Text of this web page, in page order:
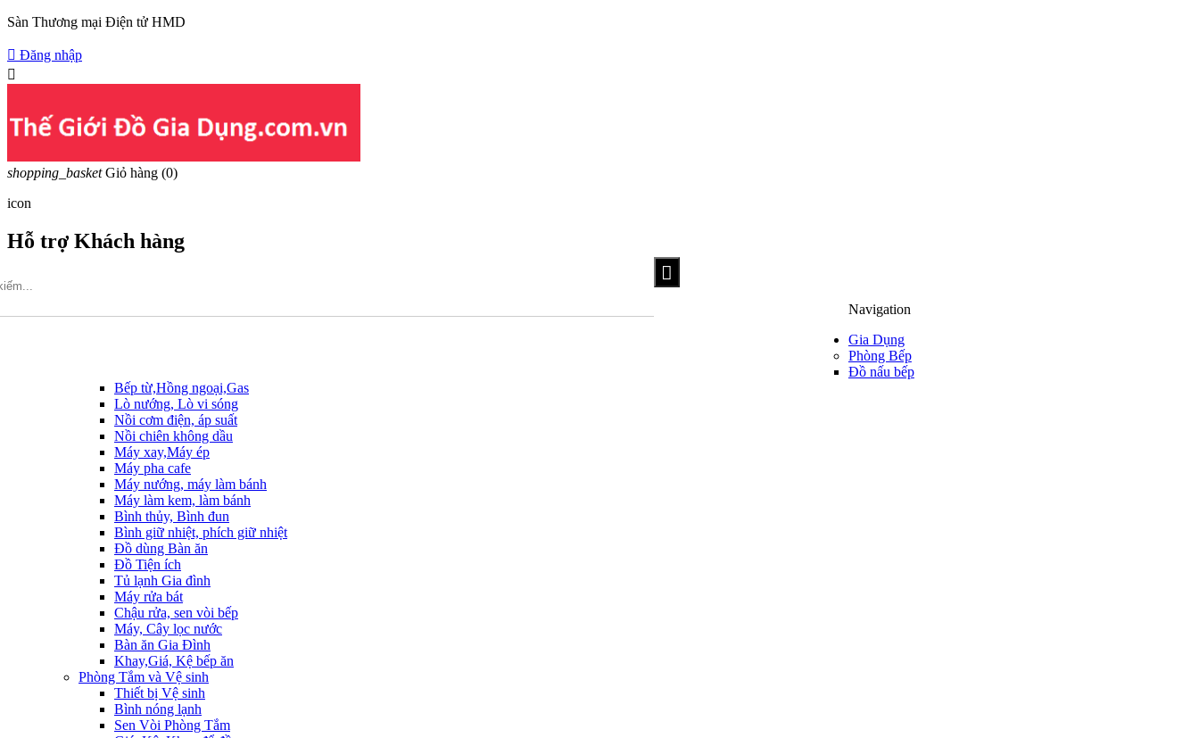
Sàn Thương mại Điện tử HMD
 Đăng nhập

shopping_basket Giỏ hàng (0)
icon
Hỗ trợ Khách hàng
Hotline: 09317.456.44
Navigation
Gia Dụng
Phòng Bếp
Đồ nấu bếp
Bếp từ,Hồng ngoại,Gas
Lò nướng, Lò vi sóng
Nồi cơm điện, áp suất
Nồi chiên không dầu
Máy xay,Máy ép
Máy pha cafe
Máy nướng, máy làm bánh
Máy làm kem, làm bánh
Bình thủy, Bình đun
Bình giữ nhiệt, phích giữ nhiệt
Đồ dùng Bàn ăn
Đồ Tiện ích
Tủ lạnh Gia đình
Máy rửa bát
Chậu rửa, sen vòi bếp
Máy, Cây lọc nước
Bàn ăn Gia Đình
Khay,Giá, Kệ bếp ăn
Phòng Tắm và Vệ sinh
Thiết bị Vệ sinh
Bình nóng lạnh
Sen Vòi Phòng Tắm